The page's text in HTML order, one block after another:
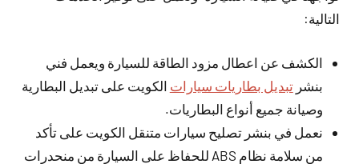
التالية:
الكشف عن اعطال مزود الطاقة للسيارة ويعمل فني
بنشرتبديل بطاريات سيارات الكويت على تبديل البطارية
وصيانة جميع أنواع البطاريات.
نعمل في بنشر تصليح سيارات متنقل الكويت على تأكد
من سلامة نظام ABS للحفاظ على السيارة من منحدرات